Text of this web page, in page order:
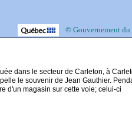
© Gouvernement du
dans le secteur de Carleton, à
le souvenir de Jean Gauthier.
d'un magasin sur cette voie; celui-ci